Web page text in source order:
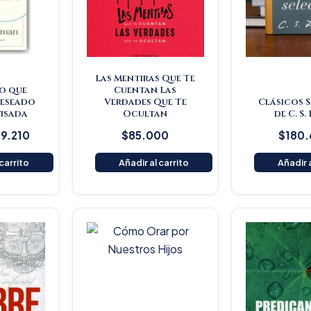
que
Las Mentiras Que Te
Cuentan Las
Verdades Que Te
Ocultan
$85.000
Añadir al carrito
Clásicos
de C. S.
$
Añadir